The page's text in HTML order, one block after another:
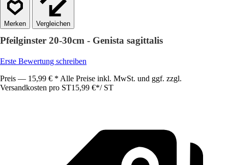
Vergleichen
Pfeilginster 20-30cm - Genista sagittalis
Erste Bewertung schreiben
Preis — 15,99 € * Alle Preise inkl. MwSt. und ggf. zzgl.
Versandkosten pro ST15,99 €*/ ST